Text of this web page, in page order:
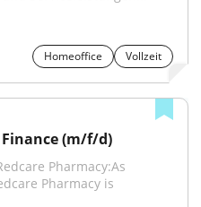
Homeoffice Vollzeit
Finance (m/f/d)
Pharmacy:As
Pharmacy is